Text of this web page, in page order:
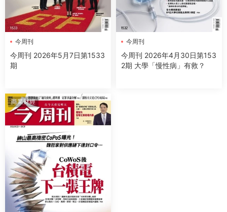
今周刊
今周刊 2026年5月7日第1533
期
今周刊
今周刊 2026年4月30日第153
2期 大學「慢性病」有救？
商業财經